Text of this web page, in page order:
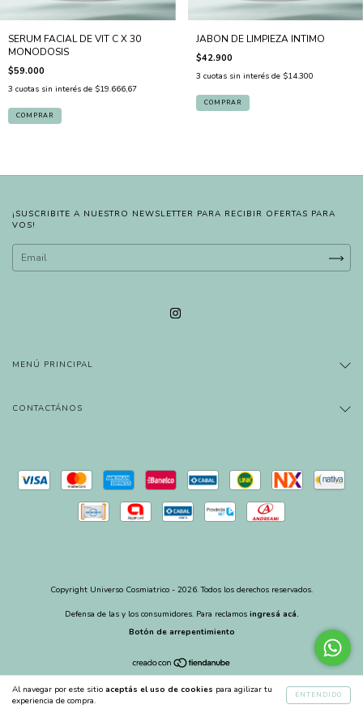
Al navegar por este sitio aceptás el uso de cookies para agilizar tu
experiencia de compra.
ENTENDIDO
SERUM FACIAL DE VIT C X 30
MONODOSIS
$59.000
3 cuotas sin interés de $19.666,67
JABON DE LIMPIEZA INTIMO
$42.900
3 cuotas sin interés de $14.300
¡SUSCRIBITE A NUESTRO NEWSLETTER PARA RECIBIR OFERTAS PARA
VOS!
MENÚ PRINCIPAL
CONTACTÁNOS
Copyright Universo Cosmiatrico - 2026. Todos los derechos reservados.
Defensa de las y los consumidores. Para reclamos ingresá acá.
Botón de arrepentimiento